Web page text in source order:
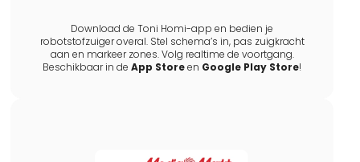
Download de Toni Homi-app en bedien je
robotstofzuiger overal. Stel schema’s in, pas zuigkracht
aan en markeer zones. Volg realtime de voortgang.
Beschikbaar in de App Storeen Google Play Store!